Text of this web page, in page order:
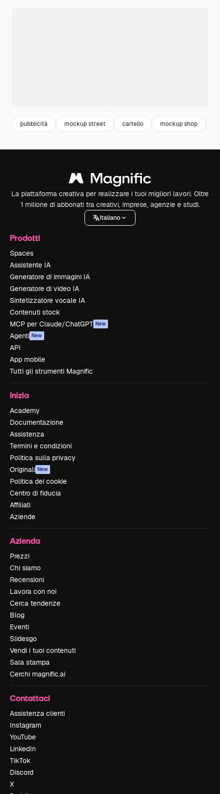
pubblicità mockup street cartello mockup shop
La piattaforma creativa per realizzare i tuoi migliori lavori. Oltre
1 milione di abbonati tra creativi, imprese, agenzie e studi.
Italiano
Prodotti
Spaces
Assistente IA
Generatore di immagini IA
Generatore di video IA
Sintetizzatore vocale IA
Contenuti stock
MCP per Claude/ChatGPT New
Agenti New
API
App mobile
Tutti gli strumenti Magnific
Inizia
Academy
Documentazione
Assistenza
Termini e condizioni
Politica sulla privacy
Originali New
Politica dei cookie
Centro di fiducia
Affiliati
Aziende
Azienda
Prezzi
Chi siamo
Recensioni
Lavora con noi
Cerca tendenze
Blog
Eventi
Slidesgo
Vendi i tuoi contenuti
Sala stampa
Cerchi magnific.ai
Contattaci
Assistenza clienti
Instagram
YouTube
LinkedIn
TikTok
Discord
X